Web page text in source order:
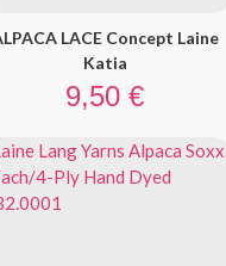
LACE Concept Laine
Katia
Prix
9,50 €